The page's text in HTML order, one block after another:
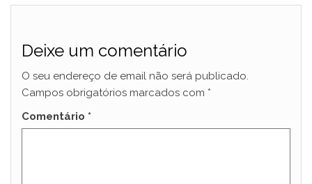
Deixe um comentário
O seu endereço de email não será publicado.
Campos obrigatórios marcados com *
Comentário *